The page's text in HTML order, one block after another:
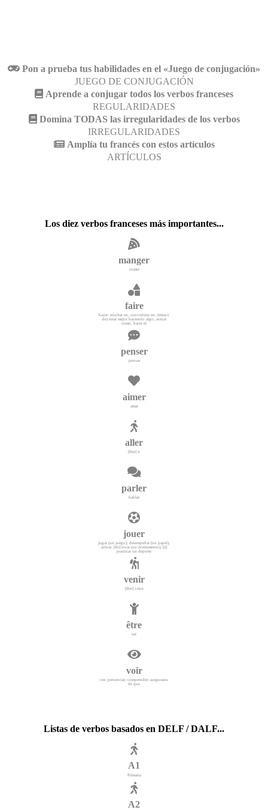
Pon a prueba tus habilidades en el «Juego de conjugación»
JUEGO DE CONJUGACIÓN
Aprende a conjugar todos los verbos franceses
REGULARIDADES
Domina TODAS las irregularidades de los verbos
IRREGULARIDADES
Amplía tu francés con estos artículos
ARTÍCULOS
Los diez verbos franceses más importantes...
manger
comer
faire
hacer; resultar en; convertirse en; (mieux
de) estar mejor haciendo algo; actuar
como, hacer el
penser
pensar
aimer
amar
aller
[être] ir
parler
hablar
jouer
jugar (un juego); desempeñar (un papel),
actuar; [de] tocar (un instrumento); [à]
practicar un deporte
venir
[être] venir
être
ser
voir
ver; presenciar; comprender; asegurarse
de que
Listas de verbos basados en DELF / DALF...
A1
Primaria
A2